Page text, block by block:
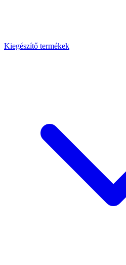
Kiegészítő termékek